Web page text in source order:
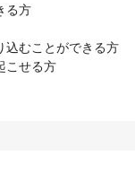
る方
込むことができる方
こせる方